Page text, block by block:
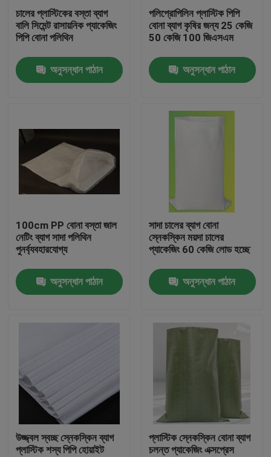
পণ্য
আমাদের সম্পর্কে
কারখানা ভ্রমণ
মান নিয়ন্ত্রণ
যোগাযোগ করুন
নমনীয় পিভিসি টিউবিং
তাপ সঙ্কুচিত নল
ঢেউখেলান নমনীয় টিউবিং
চালের প্লাস্টিকের বস্তা ব্যাগ
বালি সিমেন্ট রাসায়নিক প্যাকেজিং
পিপি বোনা পলিথিন
অনুসন্ধান পাঠান
পলিপ্রোপিলিন প্লাস্টিক পিপি
বোনা ব্যাগ কৃষির জন্য 25 কেজি
50 কেজি 100 জিএসএম
অনুসন্ধান পাঠান
100cm PP বোনা বস্তা জাল
নেটিং ব্যাগ সাদা পলিথিন
পুনর্ব্যবহারযোগ্য
অনুসন্ধান পাঠান
সাদা চালের ব্যাগ বোনা
স্নেকস্কিন ময়দা চালের
প্যাকেজিং 60 কেজি লোড হচ্ছে
অনুসন্ধান পাঠান
উজ্জ্বল স্বচ্ছ স্নেকস্কিন ব্যাগ
প্লাস্টিক শস্য পিপি হোয়াইট
প্লাস্টিক স্নেকস্কিন বোনা ব্যাগ
চলন্ত প্যাকেজিং এক্সপ্রেস